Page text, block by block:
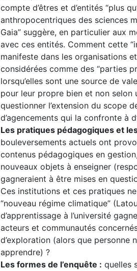
compte d’êtres et d’entités “plus
anthropocentriques des sciences
Gaia” suggère, en particulier aux
avec ces entités. Comment cette
manifeste dans les organisations
considérées comme des “parties
lorsqu’elles sont une source de
pour leur propre bien et non
questionner l’extension du scope
d’agencements qui la confronte à
Les pratiques pédagogiques et
bouleversements actuels ont
contenus pédagogiques en
nouveaux objets à enseigner
gagneraient à être mises en
Ces institutions et ces pratiques
“nouveau régime climatique”
d’apprentissage à l’université
acteurs et communautés
d’exploration (alors que personne
apprendre) ?
Les formes de l’enquête : quelles